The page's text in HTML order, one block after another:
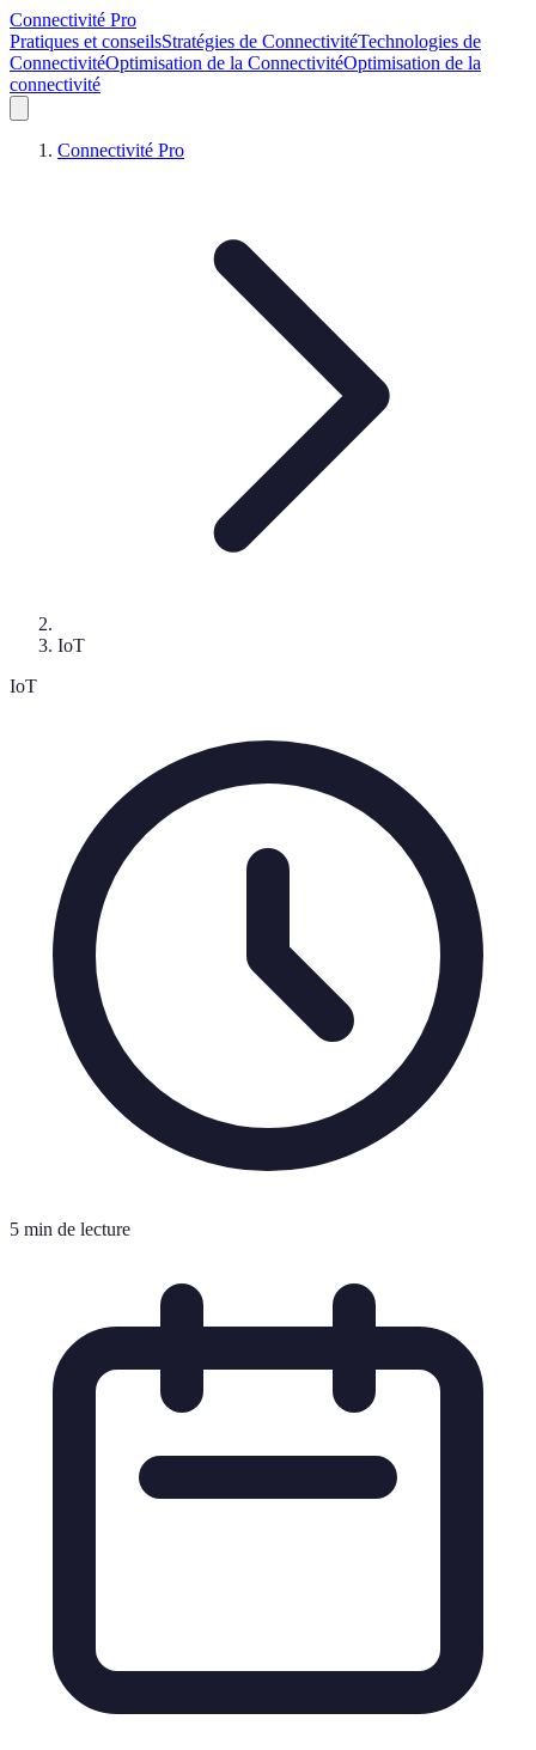
Connectivité Pro
Pratiques et conseilsStratégies de ConnectivitéTechnologies de
ConnectivitéOptimisation de la ConnectivitéOptimisation de la
connectivité
Connectivité Pro
IoT
IoT
5 min de lecture